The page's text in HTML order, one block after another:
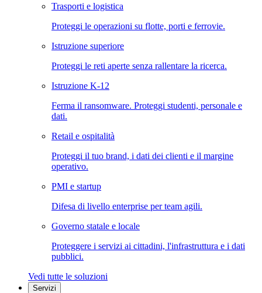
Trasporti e logistica
Proteggi le operazioni su flotte, porti e ferrovie.
Istruzione superiore
Proteggi le reti aperte senza rallentare la ricerca.
Istruzione K-12
Ferma il ransomware. Proteggi studenti, personale e
dati.
Retail e ospitalità
Proteggi il tuo brand, i dati dei clienti e il margine
operativo.
PMI e startup
Difesa di livello enterprise per team agili.
Governo statale e locale
Proteggere i servizi ai cittadini, l'infrastruttura e i dati
pubblici.
Vedi tutte le soluzioni
Servizi